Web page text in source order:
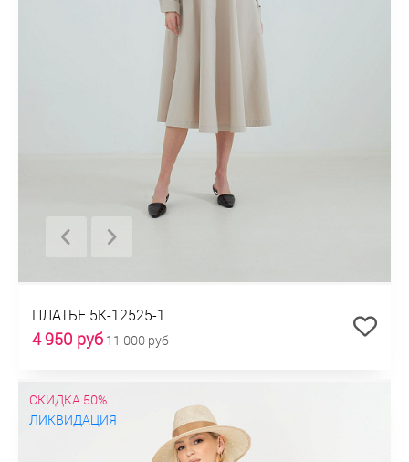
ПЛАТЬЕ 5К-12525-1
4 950 руб11 000 руб
СКИДКА 50%
ЛИКВИДАЦИЯ